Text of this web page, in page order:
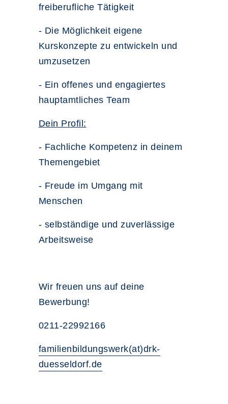
freiberufliche Tätigkeit
- Die Möglichkeit eigene
Kurskonzepte zu entwickeln und
umzusetzen
- Ein offenes und engagiertes
hauptamtliches Team
Dein Profil:
- Fachliche Kompetenz in deinem
Themengebiet
- Freude im Umgang mit
Menschen
- selbständige und zuverlässige
Arbeitsweise
Wir freuen uns auf deine
Bewerbung!
0211-22992166
familienbildungswerk(at)drk-
duesseldorf.de